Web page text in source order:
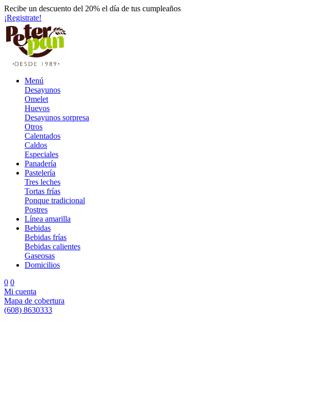
Recibe un descuento del 20% el día de tus cumpleaños
¡Registrate!
Menú
Desayunos
Omelet
Huevos
Desayunos sorpresa
Otros
Calentados
Caldos
Especiales
Panadería
Pastelería
Tres leches
Tortas frías
Ponque tradicional
Postres
Línea amarilla
Bebidas
Bebidas frías
Bebidas calientes
Gaseosas
Domicilios
0 0
Mi cuenta
Mapa de cobertura
(608) 8630333